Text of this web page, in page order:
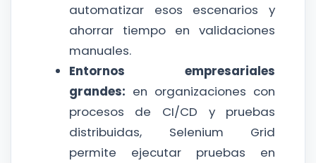
automatizar esos escenarios y
ahorrar tiempo en validaciones
manuales.
Entornos empresariales
grandes: en organizaciones con
procesos de CI/CD y pruebas
distribuidas, Selenium Grid
permite ejecutar pruebas en